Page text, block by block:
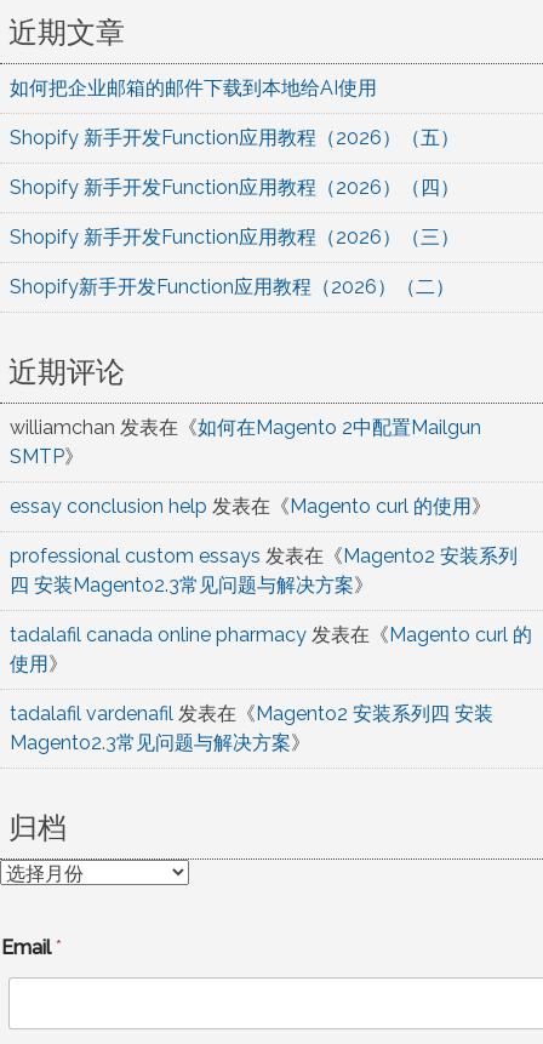
近期文章
如何把企业邮箱的邮件下载到本地给AI使用
Shopify 新手开发Function应用教程（2026）（五）
Shopify 新手开发Function应用教程（2026）（四）
Shopify 新手开发Function应用教程（2026）（三）
Shopify新手开发Function应用教程（2026）（二）
近期评论
williamchan 发表在《如何在Magento 2中配置Mailgun
SMTP》
essay conclusion help 发表在《Magento curl 的使用》
professional custom essays 发表在《Magento2 安装系列
四 安装Magento2.3常见问题与解决方案》
tadalafil canada online pharmacy 发表在《Magento curl 的
使用》
tadalafil vardenafil 发表在《Magento2 安装系列四 安装
Magento2.3常见问题与解决方案》
归档
归
Email*